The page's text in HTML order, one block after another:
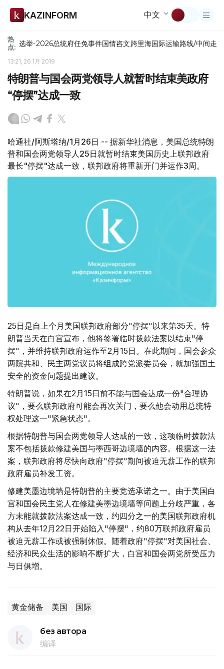
KAZINFORM 中文
热
点: 选举-2026总统府任免事件国情咨文跨里海国际运输路线/中间走廊
13:21, 26 1月 2019
特朗普与国会两党领导人就暂时结束美政府
“停摆”达成一致
哈通社/阿斯塔纳/1月26日 -- 据新华社消息，美国总统特朗
普和国会两党领导人25日就暂时结束美国历史上联邦政府
最长"停摆"达成一致，联邦政府将重新开门并运作3周。
25日是自上个月美国联邦政府部分"停摆"以来第35天。特
朗普当天在白宫宣布，他将签署临时拨款法案以结束"停
摆"，并维持联邦政府运作至2月15日。在此期间，国会参众
两院共和、民主两党议员将组成跨党派委员会，就加强国土
安全的资金问题提出建议。
特朗普说，如果在2月15日前不能与国会达成一份"合理协
议"，要么联邦政府可能会再次关门，要么他会动用总统特
权处理这一"紧急状态"。
根据特朗普与国会两党领导人达成的一致，这项临时拨款法
案不包括拨款修建美国与墨西哥边境墙的内容。根据这一法
案，联邦政府将尽快向政府"停摆"期间被迫无薪工作的联邦
政府雇员补发工资。
修建美墨边境墙是特朗普的主要竞选承诺之一。由于美国白
宫和国会民主党人在修建美墨边境墙等问题上分歧严重，各
方未能就拨款法案达成一致，约四分之一的美国联邦政府机
构从去年12月22日开始陷入"停摆"，约80万联邦政府雇员
被迫无薪工作或被强制休假。随着政府"停摆"对美国社会、
经济和民众生活的影响不断扩大，白宫和国会两党所受压力
与日俱增。
黄金储备 美国 国际
без автора
编译